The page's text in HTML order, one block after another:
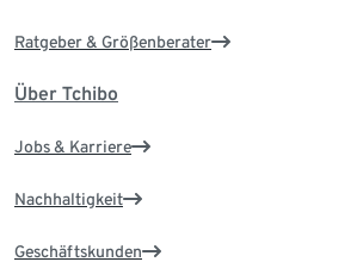
Ratgeber & Größenberater
Über Tchibo
Jobs & Karriere
Nachhaltigkeit
Geschäftskunden